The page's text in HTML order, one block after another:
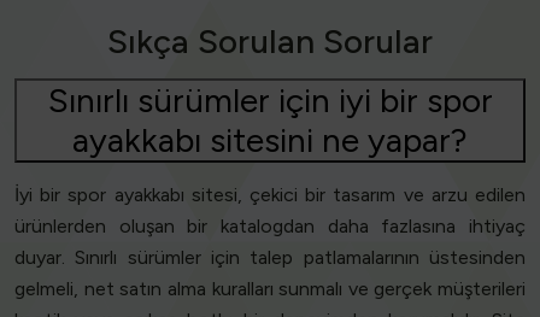
Sıkça Sorulan Sorular
Sınırlı sürümler için iyi bir spor
ayakkabı sitesini ne yapar?
İyi bir spor ayakkabı sitesi, çekici bir tasarım ve arzu edilen
ürünlerden oluşan bir katalogdan daha fazlasına ihtiyaç
duyar. Sınırlı sürümler için talep patlamalarının üstesinden
gelmeli, net satın alma kuralları sunmalı ve gerçek müşterileri